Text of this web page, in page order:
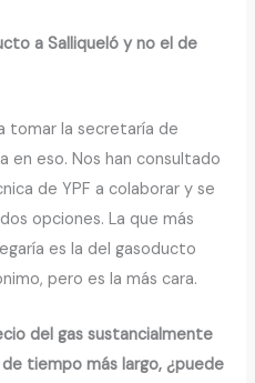
a Salliqueló y no el de
tomar la secretaría de
en eso. Nos han consultado
de YPF a colaborar y se
opciones. La que más
es la del gasoducto
pero es la más cara.
del gas sustancialmente
tiempo más largo, ¿puede